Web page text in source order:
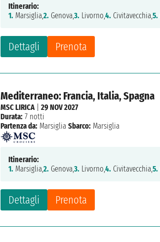
Dettagli Prenota
Itinerario:
1. Marsiglia,2. Genova,3. Livorno,4. Civitavecchia,5.
Mediterraneo: Francia, Italia, Spagna
Dettagli Prenota
MSC LIRICA|29 NOV 2027
Durata: 7 notti
Partenza da: Marsiglia Sbarco: Marsiglia
Itinerario:
1. Marsiglia,2. Genova,3. Livorno,4. Civitavecchia,5.